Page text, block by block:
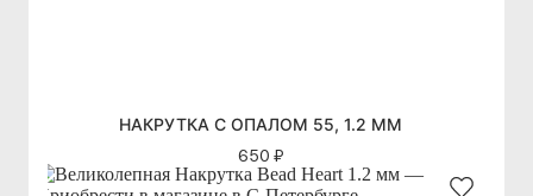
НАКРУТКА С ОПАЛОМ 55, 1.2 ММ
650 ₽